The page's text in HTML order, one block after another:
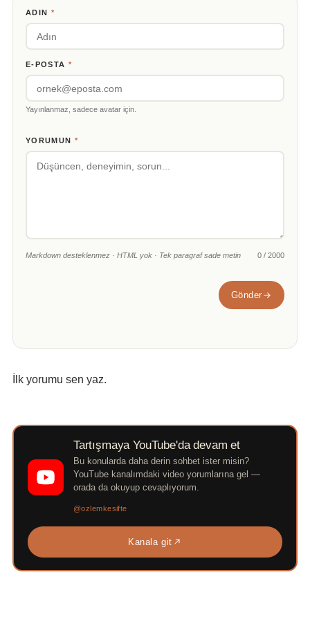
ADIN *
E-POSTA *
Yayınlanmaz, sadece avatar için.
YORUMUN *
Markdown desteklenmez · HTML yok · Tek paragraf sade metin 0 / 2000
Gönder
İlk yorumu sen yaz.
Tartışmaya YouTube'da devam et
Bu konularda daha derin sohbet ister misin?
YouTube kanalımdaki video yorumlarına gel —
orada da okuyup cevaplıyorum.
@ozlemkesifte
Kanala git